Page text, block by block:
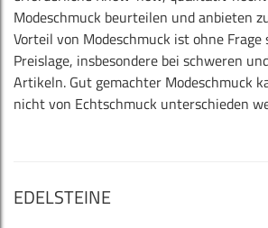
Modeschmuck beurteilen und anbieten
Vorteil von Modeschmuck ist ohne
Preislage, insbesondere bei schweren
Artikeln. Gut gemachter Modeschmuck
nicht von Echtschmuck unterschieden
EDELSTEINE